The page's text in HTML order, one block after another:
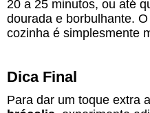
20 a 25 minutos, ou até
dourada e borbulhante.
cozinha é simplesmente
Dica Final
Para dar um toque extra